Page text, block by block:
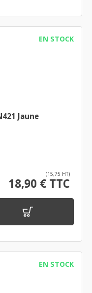
EN STOCK
Jaune
(15,75 HT)
18,90 € TTC
EN STOCK